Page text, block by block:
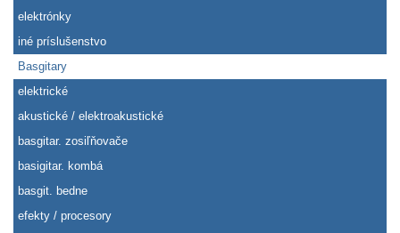
elektrónky
iné príslušenstvo
Basgitary
elektrické
akustické / elektroakustické
basgitar. zosiľňovače
basigitar. kombá
basgit. bedne
efekty / procesory